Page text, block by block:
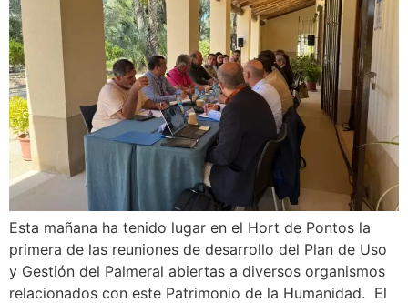
Esta mañana ha tenido lugar en el Hort de Pontos la
primera de las reuniones de desarrollo del Plan de Uso
y Gestión del Palmeral abiertas a diversos organismos
relacionados con este Patrimonio de la Humanidad. El